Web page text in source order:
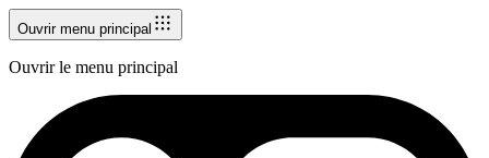
Ouvrir menu principal
Ouvrir le menu principal